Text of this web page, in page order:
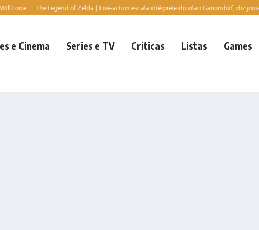
The Legend of Zelda | Live-action escala intérprete do vilão Ganondorf, diz jornalista
e Cinema Series e TV Criticas Listas Games